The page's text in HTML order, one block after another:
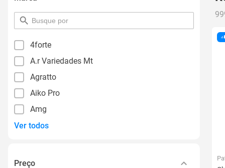
pesquisar
por
4forte
A.r Variedades Mt
Agratto
Aiko Pro
Amg
Ver todos
Preço